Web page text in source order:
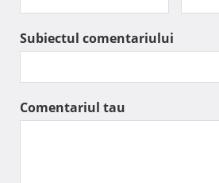
Subiectul comentariului
Comentariul tau